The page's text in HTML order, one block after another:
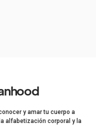
y amar tu cuerpo a
alfabetización corporal y la